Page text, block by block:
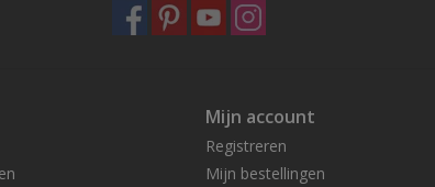
Mijn account
Registreren
Mijn bestellingen